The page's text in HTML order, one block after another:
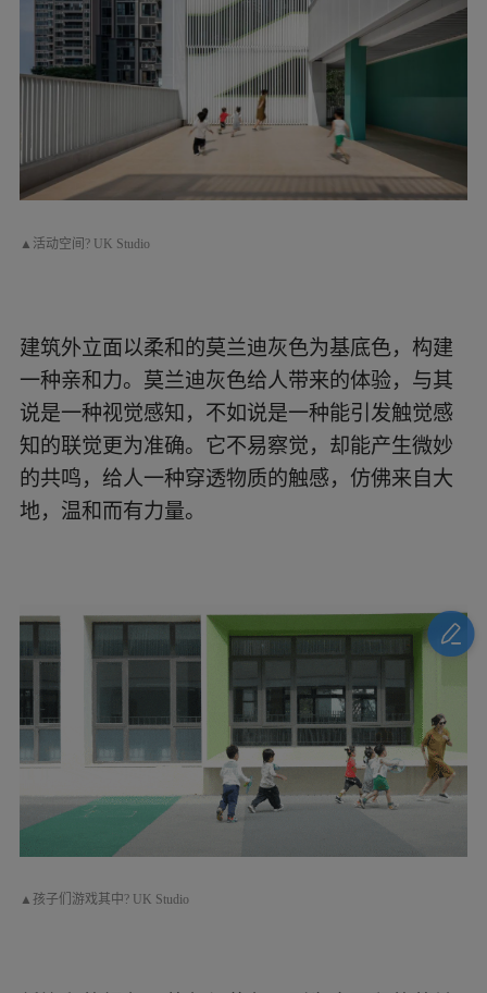
▲孩子们游戏其中? UK Studio
低饱和的绿色、蓝色与黄色，则为大面积的莫兰
迪灰带来感官上跳跃，形成一种的清新明快、富
有生机的氛围。此时，整个建筑不再是一种单调